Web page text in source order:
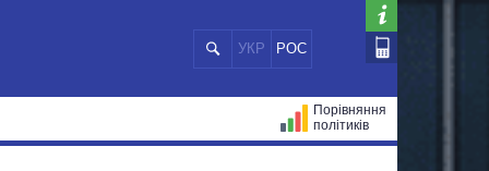
УКР РОС
Порівняння
політиків